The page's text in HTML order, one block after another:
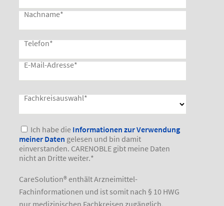
Nachname*
Telefon*
E-Mail-Adresse*
Bitte lasse dieses Feld leer.
Fachkreisauswahl*
Ich habe die Informationen zur Verwendung
meiner Daten gelesen und bin damit
einverstanden. CARENOBLE gibt meine Daten
nicht an Dritte weiter.*
CareSolution® enthält Arzneimittel-
Fachinformationen und ist somit nach § 10 HWG
nur medizinischen Fachkreisen zugänglich.